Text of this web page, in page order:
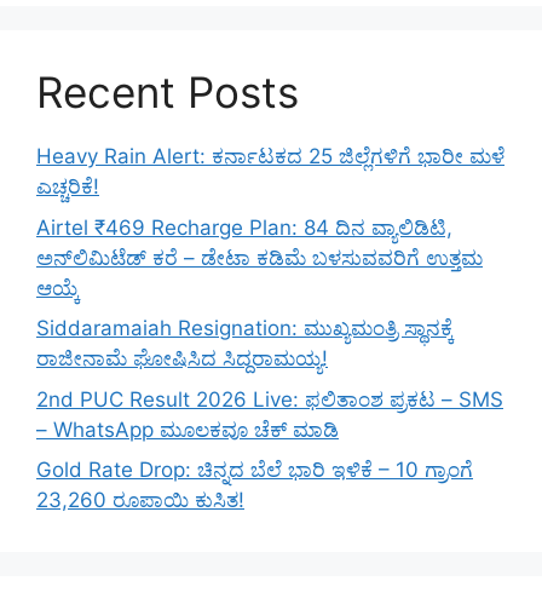
Recent Posts
Heavy Rain Alert: ಕರ್ನಾಟಕದ 25 ಜಿಲ್ಲೆಗಳಿಗೆ ಭಾರೀ ಮಳೆ
ಎಚ್ಚರಿಕೆ!
Airtel ₹469 Recharge Plan: 84 ದಿನ ವ್ಯಾಲಿಡಿಟಿ,
ಅನ್‌ಲಿಮಿಟೆಡ್ ಕರೆ – ಡೇಟಾ ಕಡಿಮೆ ಬಳಸುವವರಿಗೆ ಉತ್ತಮ
ಆಯ್ಕೆ
Siddaramaiah Resignation: ಮುಖ್ಯಮಂತ್ರಿ ಸ್ಥಾನಕ್ಕೆ
ರಾಜೀನಾಮೆ ಘೋಷಿಸಿದ ಸಿದ್ದರಾಮಯ್ಯ!
2nd PUC Result 2026 Live: ಫಲಿತಾಂಶ ಪ್ರಕಟ – SMS
– WhatsApp ಮೂಲಕವೂ ಚೆಕ್ ಮಾಡಿ
Gold Rate Drop: ಚಿನ್ನದ ಬೆಲೆ ಭಾರಿ ಇಳಿಕೆ – 10 ಗ್ರಾಂಗೆ
23,260 ರೂಪಾಯಿ ಕುಸಿತ!